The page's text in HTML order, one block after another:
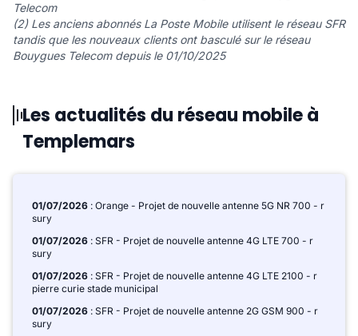
Telecom
(2) Les anciens abonnés La Poste Mobile utilisent le réseau SFR
tandis que les nouveaux clients ont basculé sur le réseau
Bouygues Telecom depuis le 01/10/2025
Les actualités du réseau mobile à
Templemars
01/07/2026 : Orange - Projet de nouvelle antenne 5G NR 700 - r
sury
01/07/2026 : SFR - Projet de nouvelle antenne 4G LTE 700 - r
sury
01/07/2026 : SFR - Projet de nouvelle antenne 4G LTE 2100 - r
pierre curie stade municipal
01/07/2026 : SFR - Projet de nouvelle antenne 2G GSM 900 - r
sury